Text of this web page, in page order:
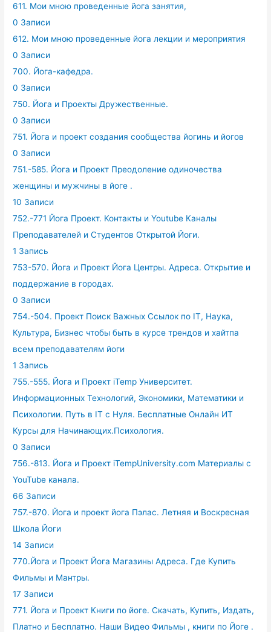
611. Мои мною проведенные йога занятия,
0 Записи
612. Мои мною проведенные йога лекции и мероприятия
0 Записи
700. Йога-кафедра.
0 Записи
750. Йога и Проекты Дружественные.
0 Записи
751. Йога и проект создания сообщества йогинь и йогов
0 Записи
751.-585. Йога и Проект Преодоление одиночества
женщины и мужчины в йоге .
10 Записи
752.-771 Йога Проект. Контакты и Youtube Каналы
Преподавателей и Студентов Открытой Йоги.
1 Запись
753-570. Йога и Проект Йога Центры. Адреса. Открытие и
поддержание в городах.
0 Записи
754.-504. Проект Поиск Важных Ссылок по IT, Наука,
Культура, Бизнес чтобы быть в курсе трендов и хайтпа
всем преподавателям йоги
1 Запись
755.-555. Йога и Проект iTemp Университет.
Информационных Технологий, Экономики, Математики и
Психологии. Путь в IT с Нуля. Бесплатные Онлайн ИТ
Курсы для Начинающих.Психология.
0 Записи
756.-813. Йога и Проект iTempUniversity.com Материалы с
YouTube канала.
66 Записи
757.-870. Йога и проект йога Пэлас. Летняя и Воскресная
Школа Йоги
14 Записи
770.Йога и Проект Йога Магазины Адреса. Где Купить
Фильмы и Мантры.
17 Записи
771. Йога и Проект Книги по йоге. Скачать, Купить, Издать,
Платно и Бесплатно. Наши Видео Фильмы , книги по Йоге .